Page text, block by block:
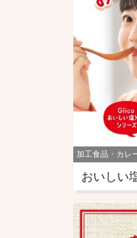
加工食品・カレ
おいしい